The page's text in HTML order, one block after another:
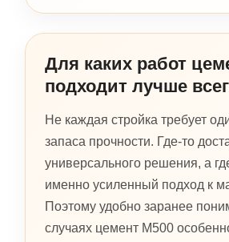
Для каких работ
подходит лучше
Не каждая стройка требует
запаса прочности. Где-то
универсального решения, а
именно усиленный подход к
Поэтому удобно заранее
случаях цемент М500